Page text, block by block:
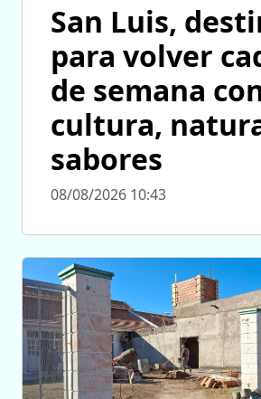
San Luis,
para volver
de semana
cultura,
sabores
08/08/2026 10:43